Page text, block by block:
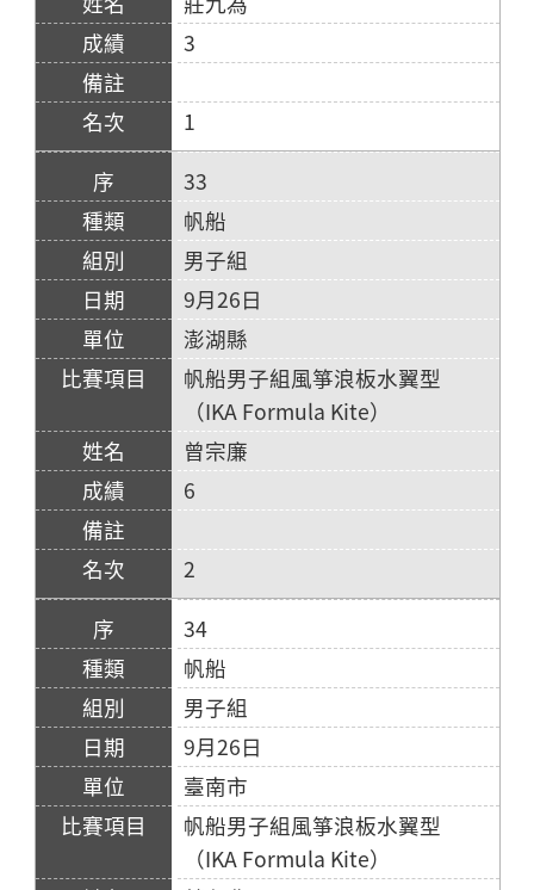
3
1
33
帆船
男子組
9月26日
澎湖縣
帆船男子組風箏浪板水翼型
（IKA Formula Kite）
曾宗廉
6
2
34
帆船
男子組
9月26日
臺南市
帆船男子組風箏浪板水翼型
（IKA Formula Kite）